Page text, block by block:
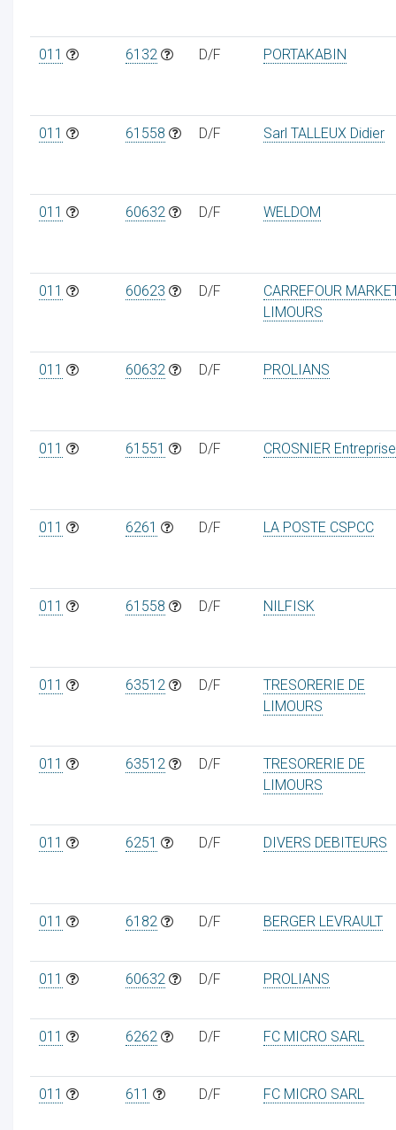
011 6132 D/F PORTAKABIN
011 61558 D/F Sarl TALLEUX Didier
011 60632 D/F WELDOM
011 60623 D/F
CARREFOUR
LIMOURS
011 60632 D/F PROLIANS
011 61551 D/F CROSNIER Entreprise
011 6261 D/F LA POSTE CSPCC
011 61558 D/F NILFISK
011 63512 D/F
TRESORERIE DE
LIMOURS
011 63512 D/F
TRESORERIE DE
LIMOURS
011 6251 D/F DIVERS DEBITEURS
011 6182 D/F BERGER LEVRAULT
011 60632 D/F PROLIANS
011 6262 D/F FC MICRO SARL
011 611 D/F FC MICRO SARL